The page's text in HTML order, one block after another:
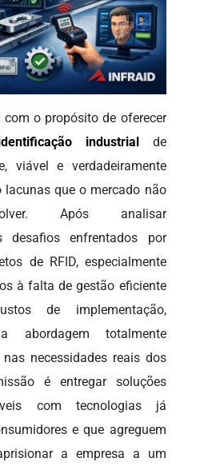
com o propósito de oferecer
industrial
de
viável e verdadeiramente
que o mercado não
Após analisar
desafios enfrentados por
de RFID, especialmente
à falta de gestão eficiente
de implementação,
abordagem totalmente
necessidades reais dos
é entregar soluções
com tecnologias já
e que agreguem
a empresa a um